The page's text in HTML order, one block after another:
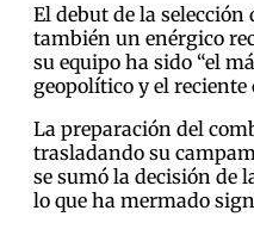
El debut de la
también un enérgico
su equipo ha sido “el
geopolítico y el
La preparación del
trasladando su
se sumó la decisión de
lo que ha mermado